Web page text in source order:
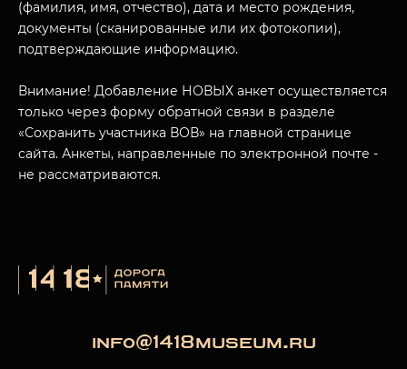
(фамилия, имя, отчество), дата и место рождения,
документы (сканированные или их фотокопии),
подтверждающие информацию.
Внимание! Добавление НОВЫХ анкет осуществляется
только через форму обратной связи в разделе
«Сохранить участника ВОВ» на главной странице
сайта. Анкеты, направленные по электронной почте -
не рассматриваются.
info@1418museum.ru